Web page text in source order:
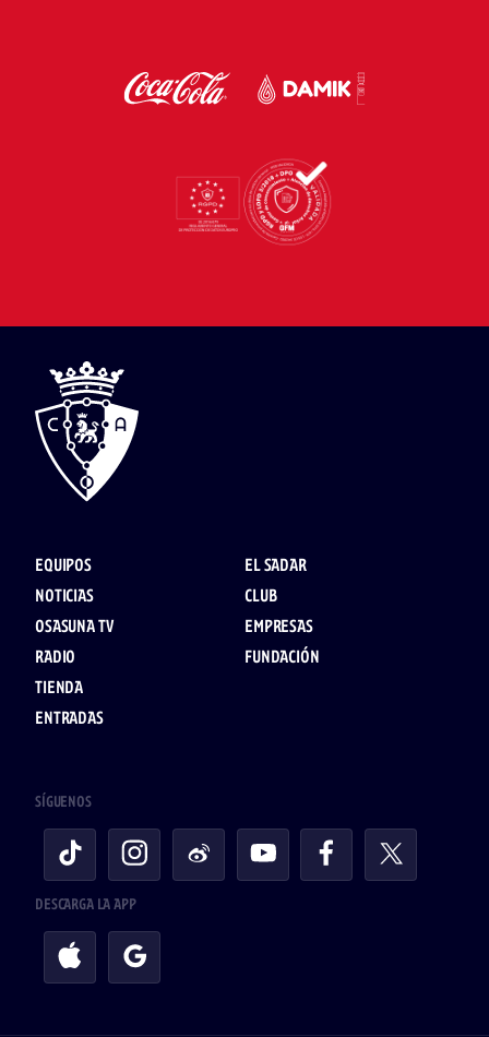
EQUIPOS
NOTICIAS
OSASUNA TV
RADIO
TIENDA
ENTRADAS
EL SADAR
CLUB
EMPRESAS
FUNDACIÓN
SÍGUENOS
DESCARGA LA APP